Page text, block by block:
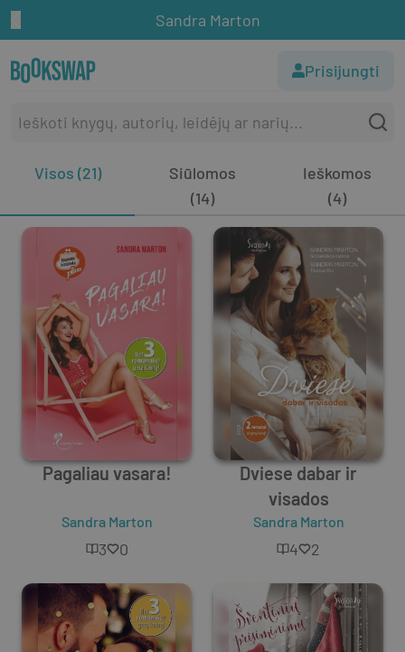
Sandra Marton
Prisijungti
Visos (21)
Siūlomos
(14)
Ieškomos
(4)
Pagaliau vasara!
Sandra Marton
3 0
Dviese dabar ir
visados
Sandra Marton
4 2